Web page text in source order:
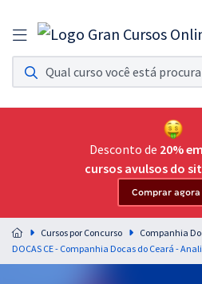
Assinatura Ilimitada 11
Acesso a todos os cursos. Teste grátis por 7
Assinatura OAB Até Passar
Acesso ilimitado a toda preparação para o
Residências Multiprofissionais
Preparação completa e intensiva para as
residências em saúde do Brasil
Desconto de 20%
cursos avulsos do
Comprar agora
Cursos por Concurso
Companhia